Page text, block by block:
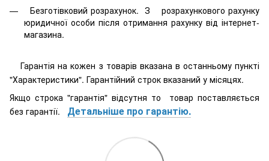
Безготівковий розрахунок. З розрахункового рахунку
юридичної особи після отримання рахунку від інтернет-
магазина.
Гарантія на кожен з товарів вказана в останньому пункті
"Характеристики". Гарантійний строк вказаний у місяцях.
Якщо строка "гарантія" відсутня то товар поставляється
без гарантії. Детальніше про гарантію.